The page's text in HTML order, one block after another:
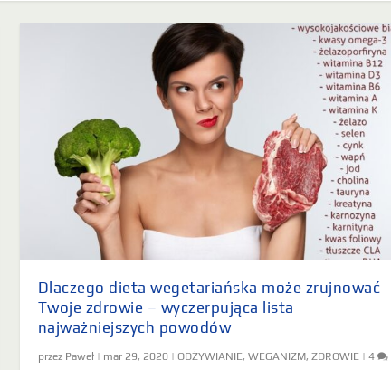
Dlaczego dieta wegetariańska może zrujnować
Twoje zdrowie – wyczerpująca lista
najważniejszych powodów
przez Paweł| mar 29, 2020| ODŻYWIANIE, WEGANIZM, ZDROWIE | 4